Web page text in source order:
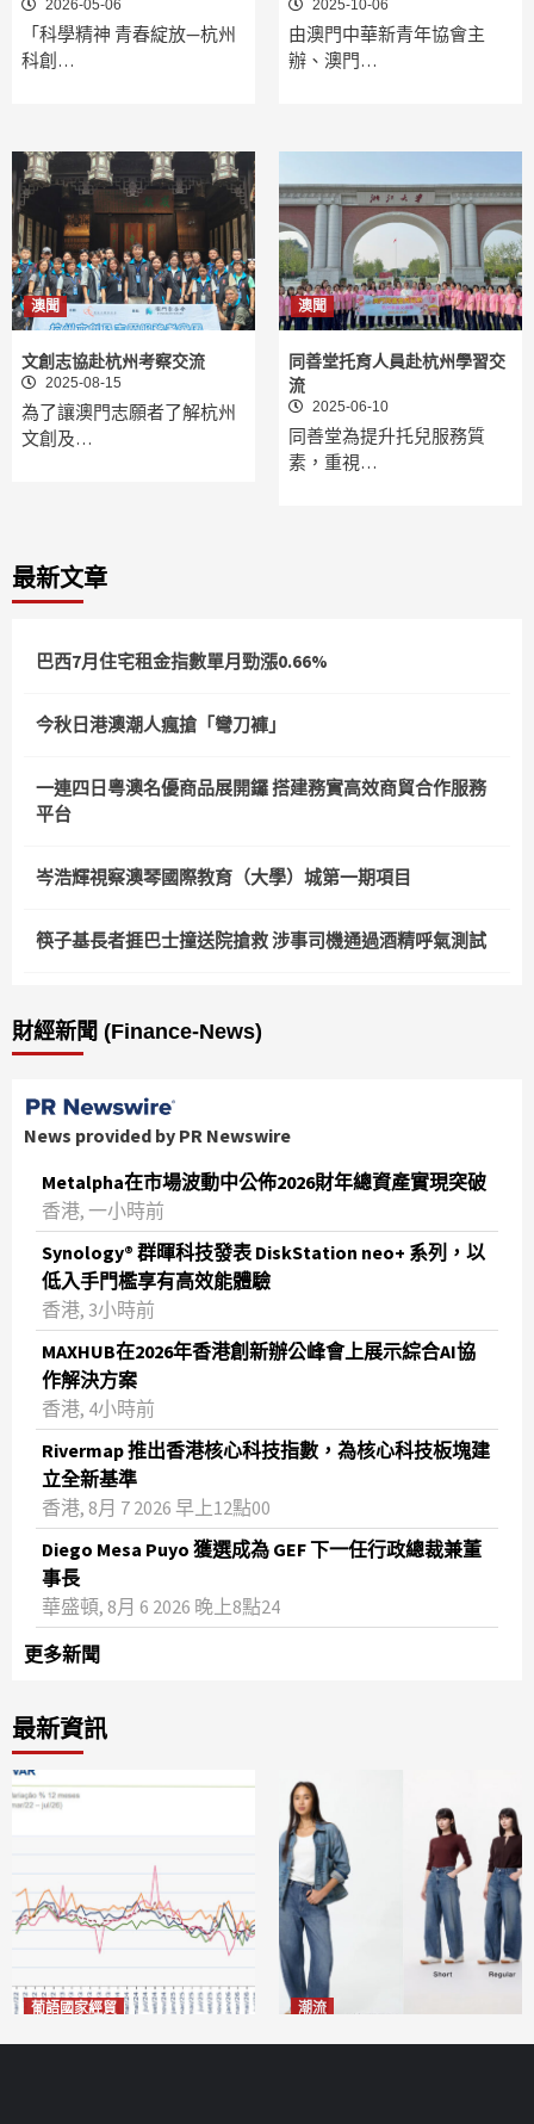
2026-05-06
「科學精神 青春綻放—杭州
科創…
2025-10-06
由澳門中華新青年協會主
辦、澳門…
澳聞
文創志協赴杭州考察交流
2025-08-15
為了讓澳門志願者了解杭州
文創及…
澳聞
同善堂托育人員赴杭州學習交
流
2025-06-10
同善堂為提升托兒服務質
素，重視…
最新文章
巴西7月住宅租金指數單月勁漲0.66%
今秋日港澳潮人瘋搶「彎刀褲」
一連四日粵澳名優商品展開鑼 搭建務實高效商貿合作服務
平台
岑浩輝視察澳琴國際教育（大學）城第一期項目
筷子基長者捱巴士撞送院搶救 涉事司機通過酒精呼氣測試
財經新聞 (Finance-News)
News provided by PR Newswire
Metalpha在市場波動中公佈2026財年總資產實現突破
‌香港, 一小時前
Synology® 群暉科技發表 DiskStation neo+ 系列，以
低入手門檻享有高效能體驗
香港, 3小時前
MAXHUB在2026年香港創新辦公峰會上展示綜合AI協
作解決方案
香港, 4小時前
Rivermap 推出香港核心科技指數，為核心科技板塊建
立全新基準
香港, 8月 7 2026 早上12點00
Diego Mesa Puyo 獲選成為 GEF 下一任行政總裁兼董
事長
華盛頓, 8月 6 2026 晚上8點24
更多新聞
最新資訊
葡語國家經貿 潮流